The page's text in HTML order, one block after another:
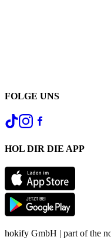
FOLGE UNS
HOL DIR DIE APP
hokify GmbH | part of the